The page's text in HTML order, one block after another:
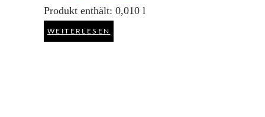
Produkt enthält: 0,010 l
WEITERLESEN